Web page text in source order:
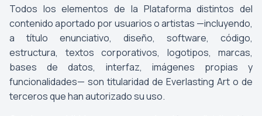
Todos los elementos de la Plataforma distintos del
contenido aportado por usuarios o artistas —incluyendo,
a título enunciativo, diseño, software, código,
estructura, textos corporativos, logotipos, marcas,
bases de datos, interfaz, imágenes propias y
funcionalidades— son titularidad de Everlasting Art o de
terceros que han autorizado su uso.